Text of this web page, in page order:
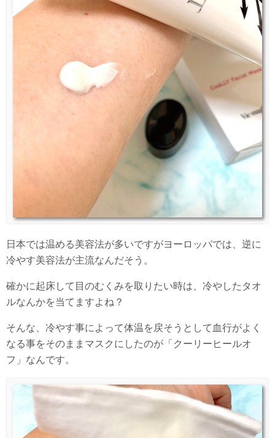
日本では温める美容法が多いですがヨーロッパでは、逆に
冷やす美容法が主流なんだそう。
確かに起床して目のむくみを取りたい時は、冷やしたタオ
ルなんかを当てますよね？
そんな、冷やす事によって体温を戻そうとして血行がよく
なる事をそのままマスクにしたのが「クーリーヒールオ
フ」なんです。